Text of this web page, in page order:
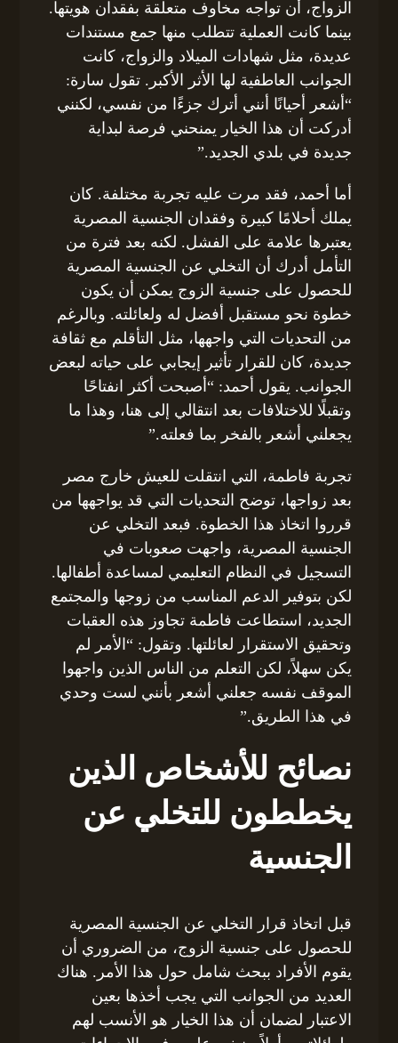
الزواج، أن تواجه مخاوف متعلقة بفقدان هويتها.
بينما كانت العملية تتطلب منها جمع مستندات
عديدة، مثل شهادات الميلاد والزواج، كانت
الجوانب العاطفية لها الأثر الأكبر. تقول سارة:
“أشعر أحيانًا أنني أترك جزءًا من نفسي، لكنني
أدركت أن هذا الخيار يمنحني فرصة لبداية
جديدة في بلدي الجديد.”
أما أحمد، فقد مرت عليه تجربة مختلفة. كان
يملك أحلامًا كبيرة وفقدان الجنسية المصرية
يعتبرها علامة على الفشل. لكنه بعد فترة من
التأمل أدرك أن التخلي عن الجنسية المصرية
للحصول على جنسية الزوج يمكن أن يكون
خطوة نحو مستقبل أفضل له ولعائلته. وبالرغم
من التحديات التي واجهها، مثل التأقلم مع ثقافة
جديدة، كان للقرار تأثير إيجابي على حياته لبعض
الجوانب. يقول أحمد: “أصبحت أكثر انفتاحًا
وتقبلًا للاختلافات بعد انتقالي إلى هنا، وهذا ما
يجعلني أشعر بالفخر بما فعلته.”
تجربة فاطمة، التي انتقلت للعيش خارج مصر
بعد زواجها، توضح التحديات التي قد يواجهها من
قرروا اتخاذ هذا الخطوة. فبعد التخلي عن
الجنسية المصرية، واجهت صعوبات في
التسجيل في النظام التعليمي لمساعدة أطفالها.
لكن بتوفير الدعم المناسب من زوجها والمجتمع
الجديد، استطاعت فاطمة تجاوز هذه العقبات
وتحقيق الاستقرار لعائلتها. وتقول: “الأمر لم
يكن سهلاً، لكن التعلم من الناس الذين واجهوا
الموقف نفسه جعلني أشعر بأنني لست وحدي
في هذا الطريق.”
نصائح للأشخاص الذين
يخططون للتخلي عن
الجنسية
قبل اتخاذ قرار التخلي عن الجنسية المصرية
للحصول على جنسية الزوج، من الضروري أن
يقوم الأفراد ببحث شامل حول هذا الأمر. هناك
العديد من الجوانب التي يجب أخذها بعين
الاعتبار لضمان أن هذا الخيار هو الأنسب لهم